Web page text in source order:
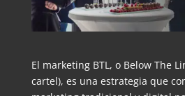
El marketing BTL, o Below The
cartel), es una estrategia que